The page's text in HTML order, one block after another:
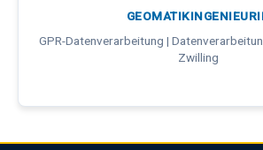
GPR-Datenverarbeitung |
Zwilling